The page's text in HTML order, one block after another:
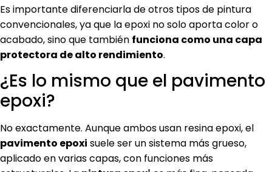
Es importante diferenciarla de otros tipos de pintura
convencionales, ya que la epoxi no solo aporta color o
acabado, sino que también funciona como una capa
protectora de alto rendimiento.
¿Es lo mismo que el pavimento
epoxi?
No exactamente. Aunque ambos usan resina epoxi, el
pavimento epoxi suele ser un sistema más grueso,
aplicado en varias capas, con funciones más